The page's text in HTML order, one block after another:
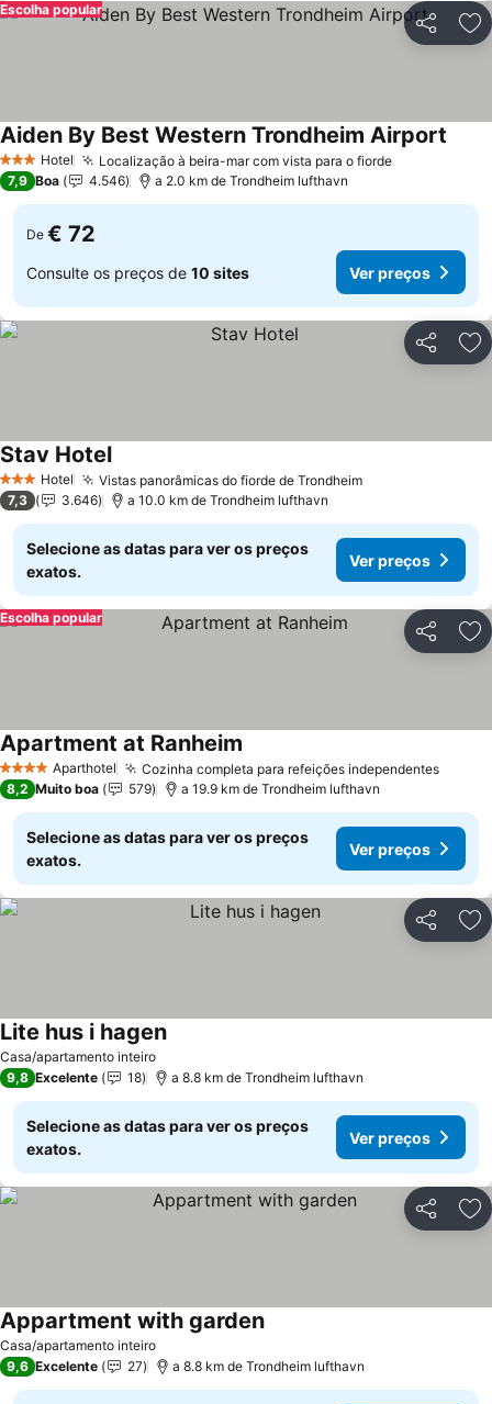
Partilhar
Escolha popular
3 EstrelasHotel Localização à beira-mar com vista para o fiorde
Aiden By Best Western Trondheim Airport
7,9 Boa 4.546 a 2.0 km de Trondheim lufthavn
De € 72
Consulte os preços de 10 sites Ver preços
Partilhar
3 EstrelasHotel Vistas panorâmicas do fiorde de Trondheim
Stav Hotel
7,3 3.646 a 10.0 km de Trondheim lufthavn
Selecione as datas para ver os preços
exatos.
Ver preços
Partilhar
Escolha popular
4 EstrelasAparthotel Cozinha completa para refeições independentes
Apartment at Ranheim
8,2 Muito boa 579 a 19.9 km de Trondheim lufthavn
Selecione as datas para ver os preços
exatos.
Ver preços
Partilhar
Casa/apartamento inteiro
Lite hus i hagen
9,8 Excelente 18 a 8.8 km de Trondheim lufthavn
Selecione as datas para ver os preços
exatos.
Ver preços
Partilhar
Casa/apartamento inteiro
Appartment with garden
9,6 Excelente 27 a 8.8 km de Trondheim lufthavn